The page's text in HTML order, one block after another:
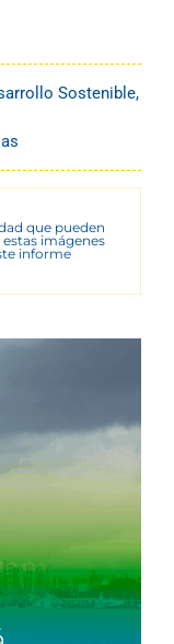
Sostenible,
que pueden
imágenes
informe